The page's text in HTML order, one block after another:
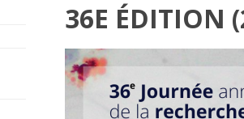
36E ÉDITION